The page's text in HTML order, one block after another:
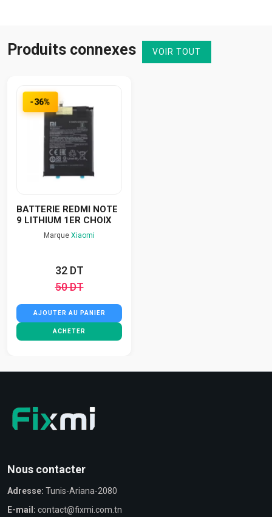
Produits connexes VOIR TOUT
-36%
BATTERIE REDMI NOTE
9 LITHIUM 1ER CHOIX
Marque Xiaomi
32 DT
50 DT
AJOUTER AU PANIER
ACHETER
Nous contacter
Adresse: Tunis-Ariana-2080
E-mail: contact@fixmi.com.tn